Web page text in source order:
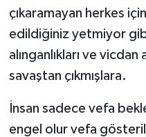
çıkaramayan herkes
edildiğiniz yetmiyor
alınganlıkları ve
savaştan çıkmışlara.
İnsan sadece vefa
engel olur vefa